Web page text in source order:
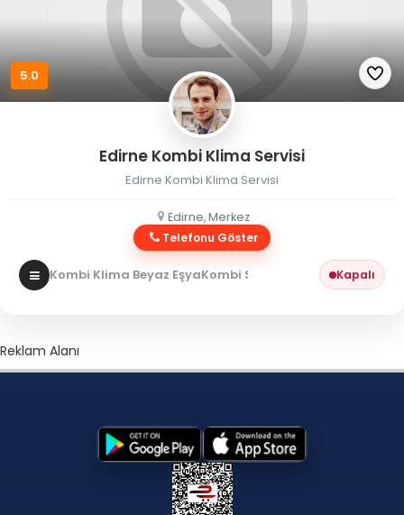
5.0
Edirne Kombi Klima Servisi
Edirne Kombi Klima Servisi
Edirne, Merkez
Telefonu Göster
Kombi Klima Beyaz EşyaKombi Servisi Kapalı
Reklam Alanı